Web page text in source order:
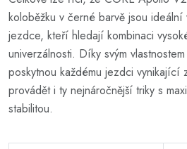
koloběžku v černé barvě jsou
jezdce, kteří hledají kombinaci
univerzálnosti. Díky svým
poskytnou každému jezdci vynikající
provádět i ty nejnáročnější triky s
stabilitou.